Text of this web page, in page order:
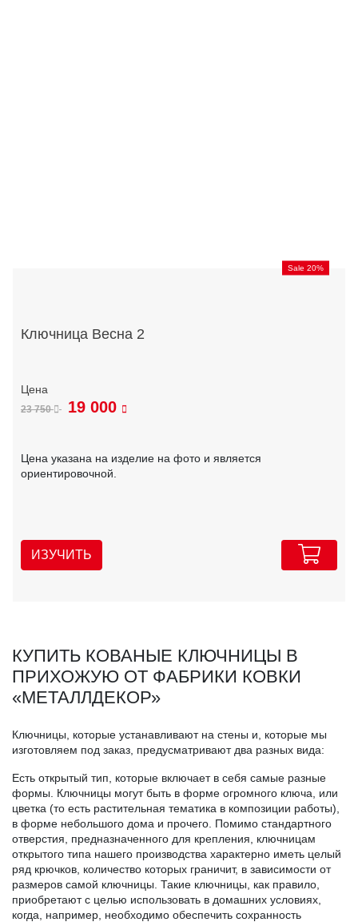
Sale 20%
Ключница Весна 2
23 750 19 000
Цена указана на изделие на фото и является
ориентировочной.
ИЗУЧИТЬ
КУПИТЬ КОВАНЫЕ КЛЮЧНИЦЫ В
ПРИХОЖУЮ ОТ ФАБРИКИ КОВКИ
«МЕТАЛЛДЕКОР»
Ключницы, которые устанавливают на стены и, которые мы
изготовляем под заказ, предусматривают два разных вида:
Есть открытый тип, которые включает в себя самые разные
формы. Ключницы могут быть в форме огромного ключа, или
цветка (то есть растительная тематика в композиции работы),
в форме небольшого дома и прочего. Помимо стандартного
отверстия, предназначенного для крепления, ключницам
открытого типа нашего производства характерно иметь целый
ряд крючков, количество которых граничит, в зависимости от
размеров самой ключницы. Такие ключницы, как правило,
приобретают с целью использовать в домашних условиях,
когда, например, необходимо обеспечить сохранность